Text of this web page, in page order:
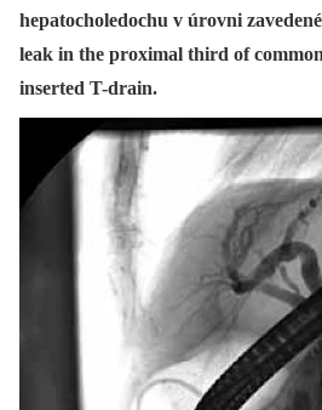
hepatocholedochu v úrovni
leak in the proximal third of
inserted T-drain.